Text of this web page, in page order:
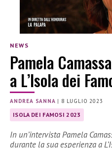
NEWS
Pamela
a L’Isola dei
ANDREA SANNA | 8 LUGLIO 2023
ISOLA DEI FAMOSI 2023
In un’intervista Pamela
durante la sua esperienza a